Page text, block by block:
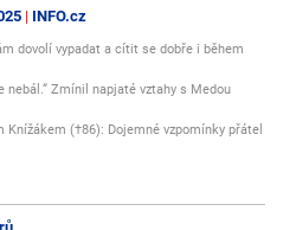
INFO.cz
dovolí vypadat a cítit se dobře i během
nebál.“ Zmínil napjaté vztahy s Medou
(†86): Dojemné vzpomínky přátel